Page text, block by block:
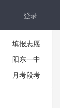
登录
填报志愿
阳东一中
月考段考